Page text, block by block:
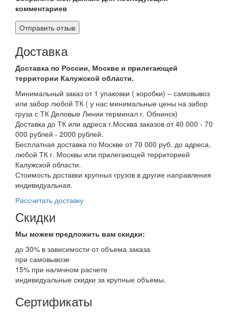
комментариев
Доставка
Доставка по России, Москве и прилегающей
территории Калужской области.
Минимальный заказ от 1 упаковки ( коробки) – самовывоз
или забор любой ТК ( у нас минимальные цены на забор
груза с ТК Деловые Линии терминал г. Обнинск)
Доставка до ТК или адреса г.Москва заказов от 40 000 - 70
000 рублей - 2000 рублей.
Бесплатная доставка по Москве от 70 000 руб. до адреса,
любой ТК г. Москвы или прилегающей территорией
Калужской области.
Стоимость доставки крупных грузов в другие направления
индивидуальная.
Рассчитать доставку
Скидки
Мы можем предложить вам скидки:
до 30% в зависимости от объема заказа
при самовывозе
15% при наличном расчете
индивидуальные скидки за крупные объемы.
Сертификаты